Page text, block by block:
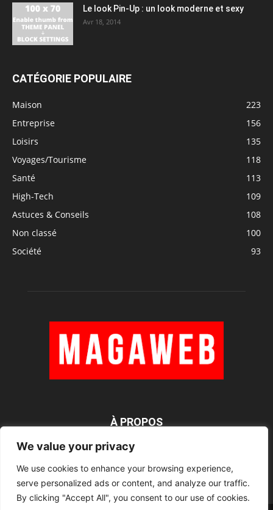
We value your privacy
We use cookies to enhance your browsing experience,
serve personalized ads or content, and analyze our traffic.
By clicking "Accept All", you consent to our use of cookies.
Le look Pin-Up : un look moderne et sexy
Avr 18, 2014
CATÉGORIE POPULAIRE
Maison
223
Entreprise
156
Loisirs
135
Voyages/Tourisme
118
Santé
113
High-Tech
109
Astuces & Conseils
108
Non classé
100
Société
93
À PROPOS
SUIVEZ NOUS